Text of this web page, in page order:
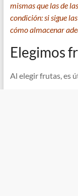
mismas que las de
condición: si sigue
cómo almacenar
Elegimos
Al elegir frutas, es